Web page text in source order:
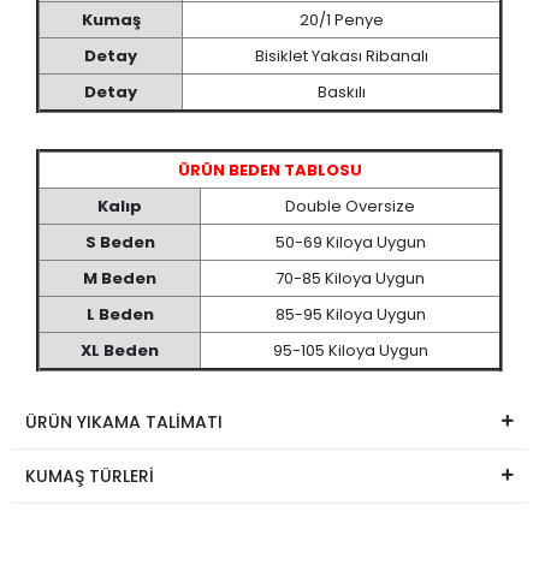
Kumaş
20/1 Penye
Detay
Bisiklet Yakası Ribanalı
Detay
Baskılı
ÜRÜN BEDEN TABLOSU
Kalıp
Double Oversize
S Beden
50-69 Kiloya Uygun
M Beden
70-85 Kiloya Uygun
L Beden
85-95 Kiloya Uygun
XL Beden
95-105 Kiloya Uygun
ÜRÜN YIKAMA TALİMATI
KUMAŞ TÜRLERİ